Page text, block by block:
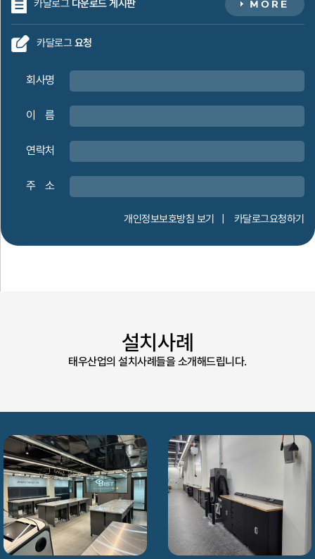
카달로그 다운로드 게시판
카달로그요청
회사명
이 ㅇ름
연락처
주ㅇ소
개인정보보호방침 보기 카달로그요청하기
설치사례
태우산업의 설치사례들을 소개해드립니다.